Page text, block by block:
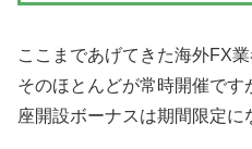
ここまであげてきた海外FX
そのほとんどが常時開催で
座開設ボーナスは期間限定に